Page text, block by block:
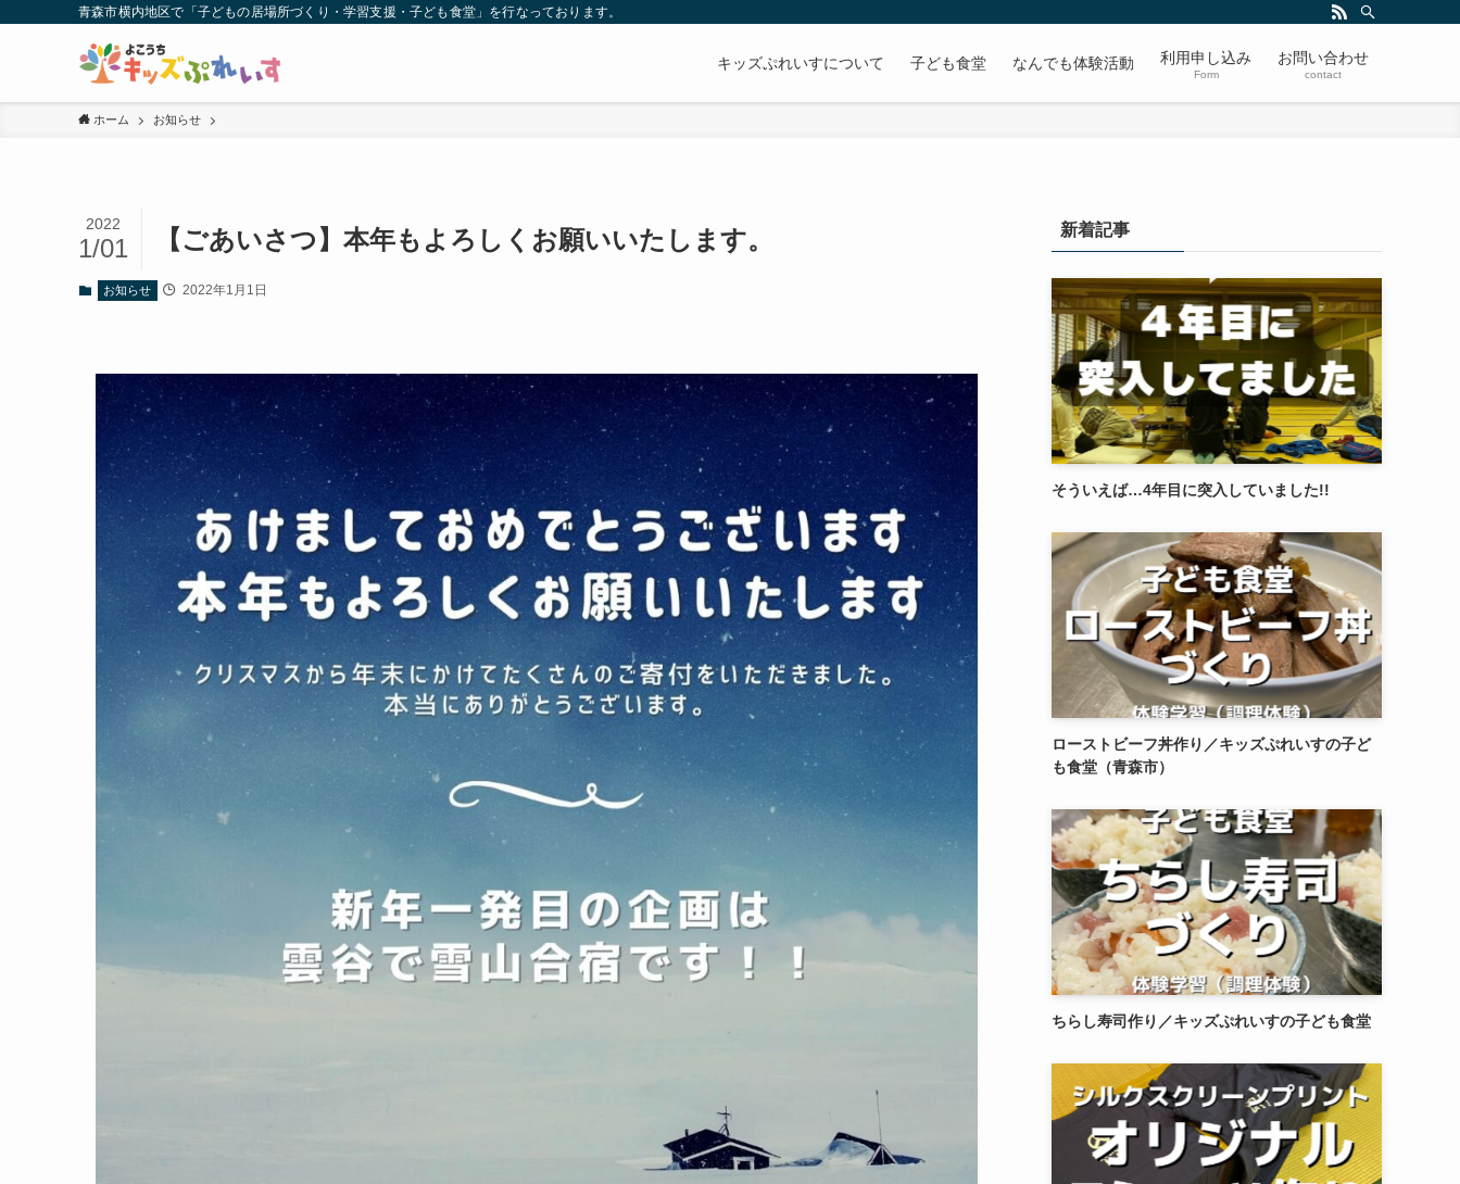
青森市横内地区で「子どもの居場所づくり・学習支援・子ども食堂」を行なっております。
キッズぷれいすについて 子ども食堂 なんでも体験活動 利用申し込み
Form
お問い合わせ
contact
ホーム お知らせ
【ごあいさつ】本年もよろしくお願いいたします。
2022
1/01
お知らせ 2022年1月1日
新着記事
そういえば…4年目に突入していました!!
ローストビーフ丼作り／キッズぷれいすの子ど
も食堂（青森市）
ちらし寿司作り／キッズぷれいすの子ども食堂